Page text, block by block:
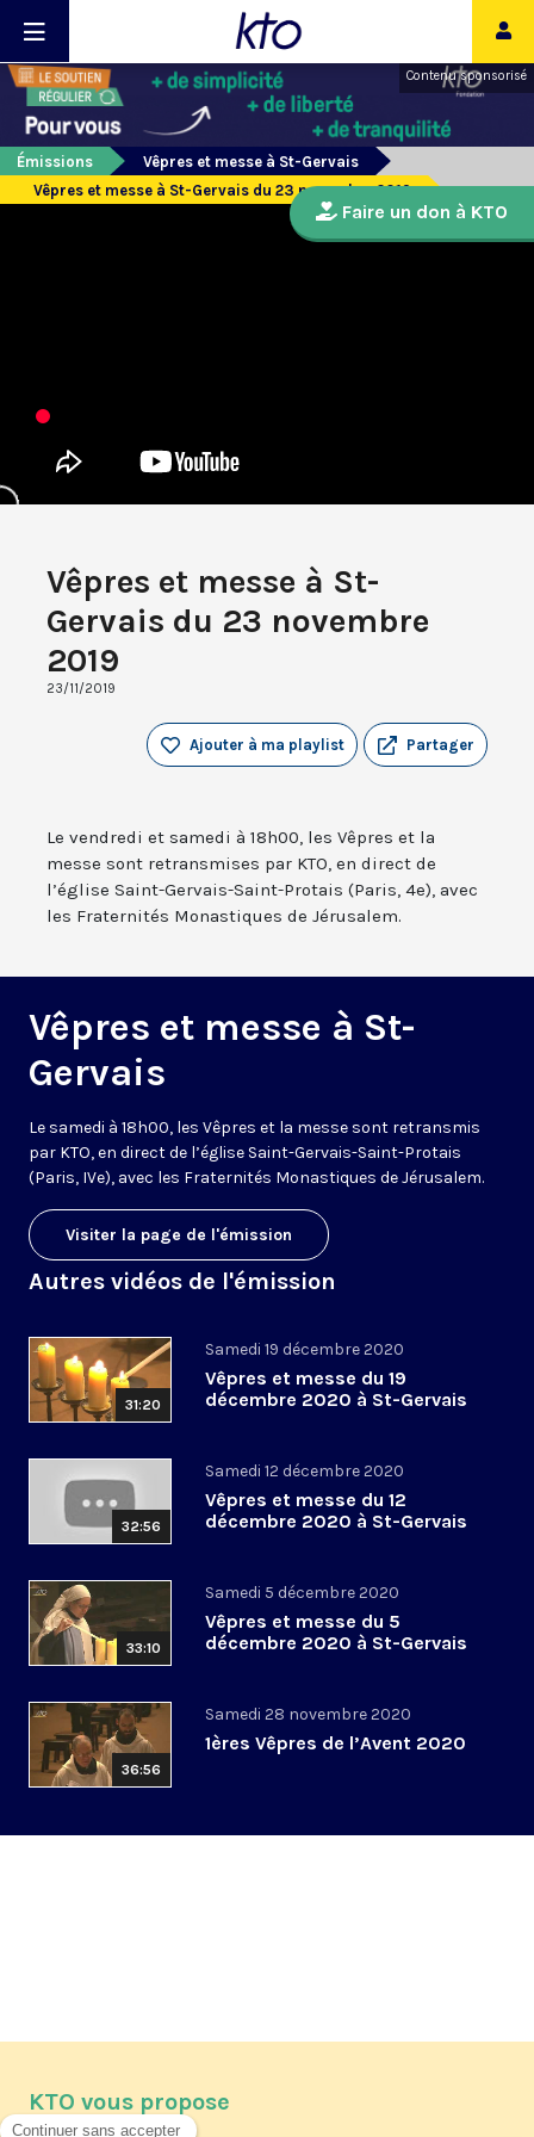
Contenu sponsorisé
Émissions
Vêpres et messe à St-Gervais
Vêpres et messe à St-Gervais du 23 novembre 2019
Vêpres et messe à St-
Gervais du 23 novembre
2019
23/11/2019
Partager
Ajouter à ma playlist
Le vendredi et samedi à 18h00, les Vêpres et la
messe sont retransmises par KTO, en direct de
l’église Saint-Gervais-Saint-Protais (Paris, 4e), avec
les Fraternités Monastiques de Jérusalem.
Vêpres et messe à St-
Gervais
Le samedi à 18h00, les Vêpres et la messe sont retransmis
par KTO, en direct de l’église Saint-Gervais-Saint-Protais
(Paris, IVe), avec les Fraternités Monastiques de Jérusalem.
Visiter la page de l'émission
Autres vidéos de l'émission
31:20
Samedi 19 décembre 2020
Vêpres et messe du 19
décembre 2020 à St-Gervais
32:56
Samedi 12 décembre 2020
Vêpres et messe du 12
décembre 2020 à St-Gervais
33:10
Samedi 5 décembre 2020
Vêpres et messe du 5
décembre 2020 à St-Gervais
36:56
Samedi 28 novembre 2020
1ères Vêpres de l’Avent 2020
Faire un don à KTO
KTO vous propose